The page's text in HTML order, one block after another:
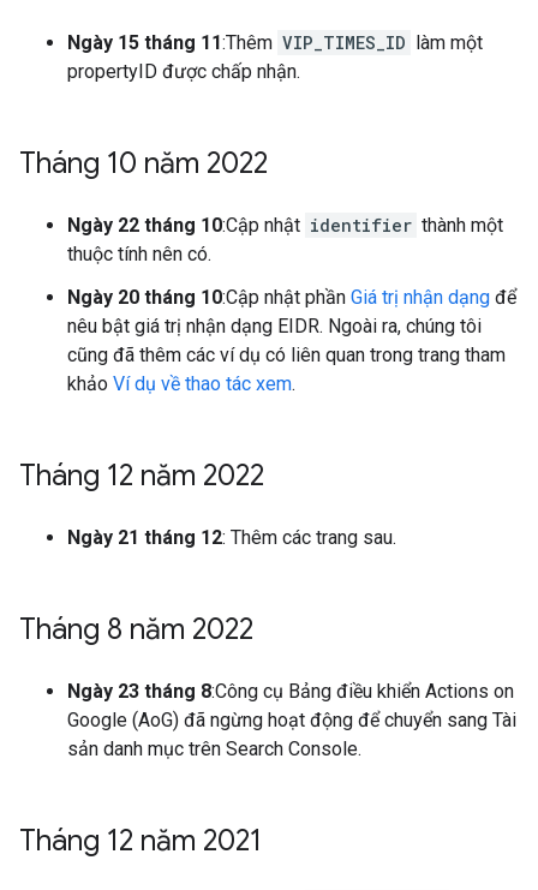
Ngày 15 tháng 11:Thêm VIP_TIMES_ID làm một
propertyID được chấp nhận.
Tháng 10 năm 2022
Ngày 22 tháng 10:Cập nhật identifier thành một
thuộc tính nên có.
Ngày 20 tháng 10:Cập nhật phần Giá trị nhận dạng để
nêu bật giá trị nhận dạng EIDR. Ngoài ra, chúng tôi
cũng đã thêm các ví dụ có liên quan trong trang tham
khảo Ví dụ về thao tác xem.
Tháng 12 năm 2022
Ngày 21 tháng 12: Thêm các trang sau.
Tháng 8 năm 2022
Ngày 23 tháng 8:Công cụ Bảng điều khiển Actions on
Google (AoG) đã ngừng hoạt động để chuyển sang Tài
sản danh mục trên Search Console.
Tháng 12 năm 2021